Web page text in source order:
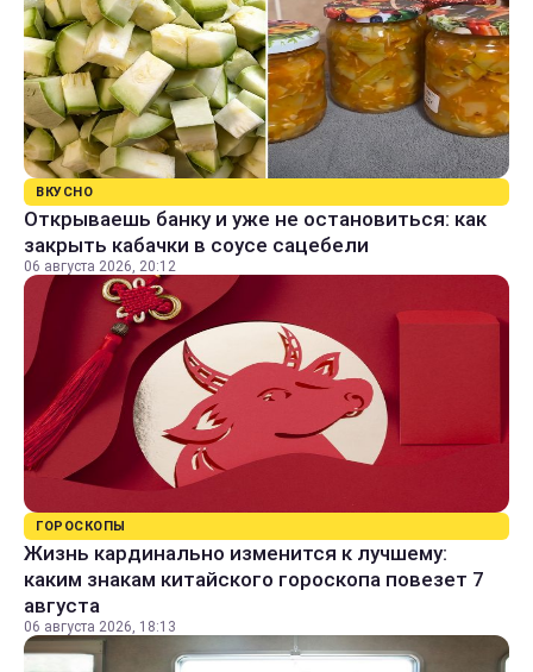
ВКУСНО
Открываешь банку и уже не остановиться: как
закрыть кабачки в соусе сацебели
06 августа 2026, 20:12
ГОРОСКОПЫ
Жизнь кардинально изменится к лучшему:
каким знакам китайского гороскопа повезет 7
августа
06 августа 2026, 18:13